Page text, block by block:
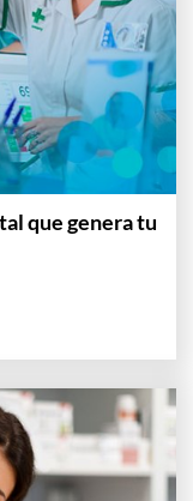
que genera tu